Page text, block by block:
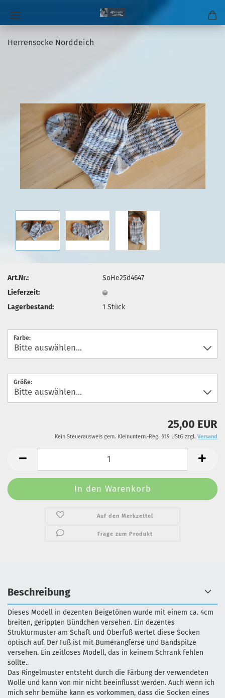
Herrensocke Norddeich
Art.Nr.:
SoHe25d4647
Lieferzeit:
Lagerbestand:
1Stück
Farbe:
Größe:
25,00 EUR
Kein Steuerausweis gem. Kleinuntern.-Reg. §19 UStG zzgl. Versand
Auf den Merkzettel
Frage zum Produkt
Beschreibung
Dieses Modell in dezenten Beigetönen wurde mit einem ca. 4cm
breiten, gerippten Bündchen versehen. Ein dezentes
Strukturmuster am Schaft und Oberfuß wertet diese Socken
optisch auf. Der Fuß ist mit Bumerangferse und Bandspitze
versehen. Ein zeitloses Modell, das in keinem Schrank fehlen
sollte..
Das Ringelmuster entsteht durch die Färbung der verwendeten
Wolle und kann von mir nicht beeinflusst werden. Auch wenn ich
mich sehr bemühe kann es vorkommen, dass die Socken eines